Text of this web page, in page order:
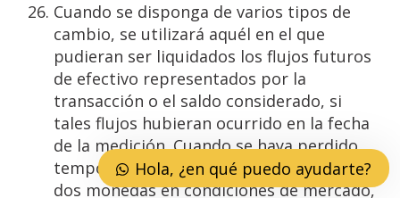
Cuando se disponga de varios tipos de
cambio, se utilizará aquél en el que
pudieran ser liquidados los flujos futuros
de efectivo representados por la
transacción o el saldo considerado, si
tales flujos hubieran ocurrido en la fecha
de la medición. Cuando se haya perdido
temporalmente la posibilidad de negociar
dos monedas en condiciones de mercado,
Hola, ¿en qué puedo ayudarte?